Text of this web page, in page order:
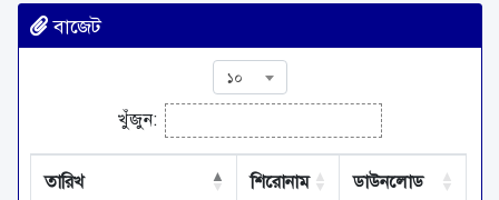
বাজেট
১০
খুঁজুন:
তারিখ শিরোনাম ডাউনলোড